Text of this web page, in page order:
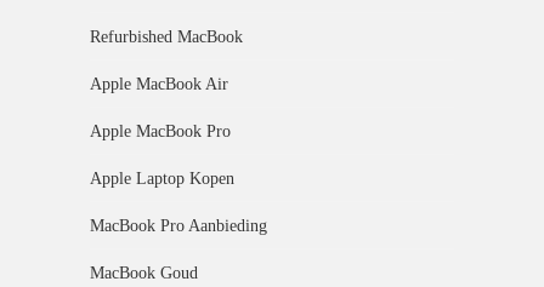
Refurbished MacBook
Apple MacBook Air
Apple MacBook Pro
Apple Laptop Kopen
MacBook Pro Aanbieding
MacBook Goud